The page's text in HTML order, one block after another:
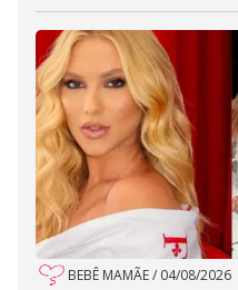
BEBÊ MAMÃE/ 04/08/2026